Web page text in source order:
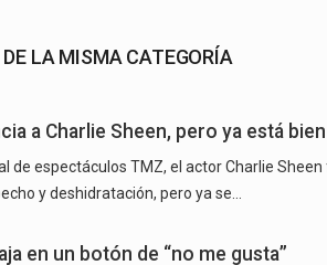
DE LA MISMA CATEGORÍA
a Charlie Sheen, pero ya está bien
de espectáculos TMZ, el actor Charlie
y deshidratación, pero ya se…
en un botón de “no me gusta”